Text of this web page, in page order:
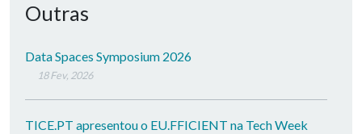
Outras
Data Spaces Symposium 2026
18 Fev, 2026
TICE.PT apresentou o EU.FFICIENT na Tech Week